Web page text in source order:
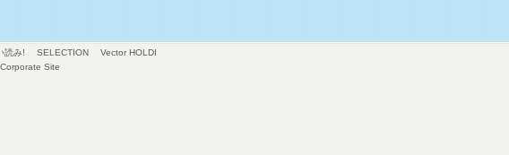
読み! SELECTION
Vector HOLDI
Site